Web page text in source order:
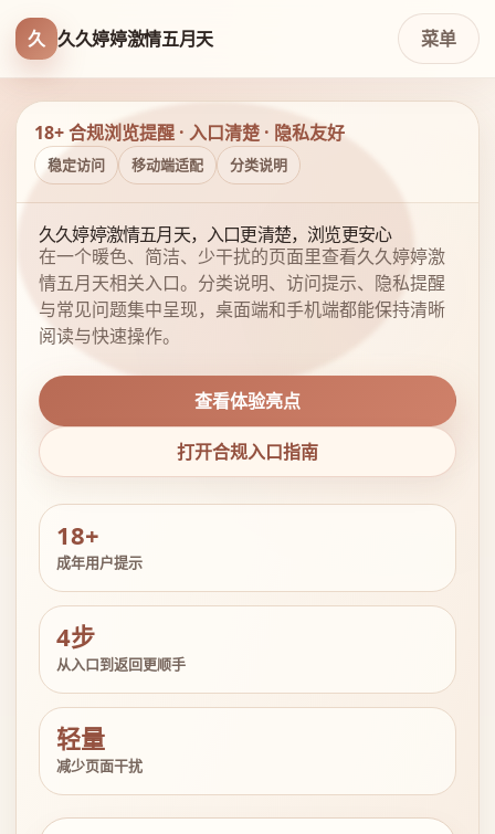
久 久久婷婷激情五月天 菜单
18+ 合规浏览提醒 · 入口清楚 · 隐私友好
稳定访问 移动端适配 分类说明
久久婷婷激情五月天，入口更清楚，浏览更安心
在一个暖色、简洁、少干扰的页面里查看久久婷婷激
情五月天相关入口。分类说明、访问提示、隐私提醒
与常见问题集中呈现，桌面端和手机端都能保持清晰
阅读与快速操作。
查看体验亮点
打开合规入口指南
18+
成年用户提示
4步
从入口到返回更顺手
轻量
减少页面干扰